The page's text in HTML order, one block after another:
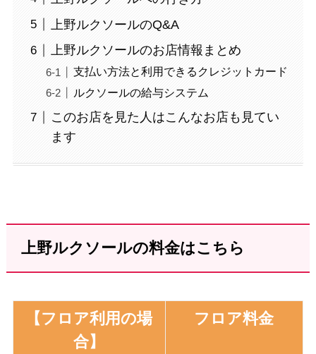
上野ルクソールのQ&A
上野ルクソールのお店情報まとめ
支払い方法と利用できるクレジットカード
ルクソールの給与システム
このお店を見た人はこんなお店も見てい
ます
上野ルクソールの料金はこちら
【フロア利用の場
合】
フロア料金